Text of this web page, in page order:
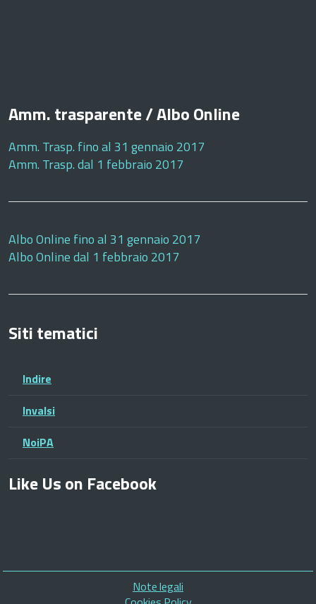
Amm. trasparente / Albo Online
Amm. Trasp. fino al 31 gennaio 2017
Amm. Trasp. dal 1 febbraio 2017
Albo Online fino al 31 gennaio 2017
Albo Online dal 1 febbraio 2017
Siti tematici
Indire
Invalsi
NoiPA
Like Us on Facebook
Piè
Note legali